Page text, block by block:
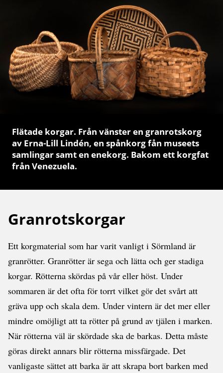
Flätade korgar. Från vänster en granrotskorg
av Erna-Lill Lindén, en spånkorg fån museets
samlingar samt en enekorg. Bakom ett korgfat
från Venezuela.
Granrotskorgar
Ett korgmaterial som har varit vanligt i Sörmland är
granrötter. Granrötter är sega och lätta och ger stadiga
korgar. Rötterna skördas på vår eller höst. Under
sommaren är det ofta för torrt vilket gör det svårt att
gräva upp och skala dem. Under vintern är det mer eller
mindre omöjligt att ta rötter på grund av tjälen i marken.
När rötterna väl är skördade ska de barkas. Detta måste
göras direkt annars blir rötterna missfärgade. Det
vanligaste sättet att barka är att skrapa bort barken med